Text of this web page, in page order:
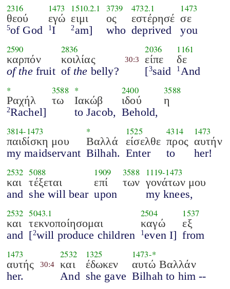
2316
θεού
5of God
1473
εγώ
1I
1510.2.1
ειμι
2am]
3739
ος
who
4732.1
εστέρησέ
deprived
1473
σε
you
2590
καρπόν
of thefruit
2836
κοιλίας
of the belly?
30:3
2036
είπε
[3said
1161
δε
1 And
*
Ραχήλ
2Rachel]
3588
τω
*
Ιακώβ
to Jacob,
2400
ιδού
Behold,
3588
η
3814-1473
παιδίσκη μου
my maidservant
*
Βαλλά
Bilhah.
1525
είσελθε
Enter
4314
προς
to
1473
αυτήν
her!
2532
και
and
5088
τέξεται
she will bear
1909
επί
upon
3588
των
1119-1473
γονάτων μου
my knees,
2532
και
and
5043.1
τεκνοποίησομαι
[2will produce children
2504
καγώ
1 even I]
1537
εξ
from
1473
αυτής
her.
30:4
2532
και
And
1325
έδωκεν
she gave
1473-*
αυτώ Βαλλάν
Bilhah to him --